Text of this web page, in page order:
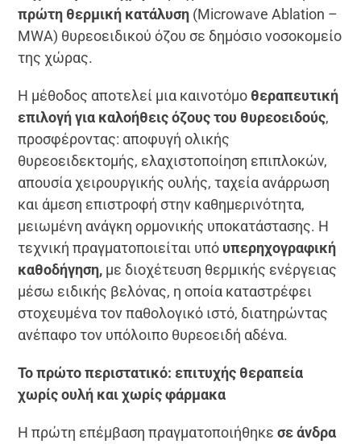
πρώτη θερμική κατάλυση (Microwave Ablation –
MWA) θυρεοειδικού όζου σε δημόσιο νοσοκομείο
της χώρας.
Η μέθοδος αποτελεί μια καινοτόμο θεραπευτική
επιλογή για καλοήθεις όζους του θυρεοειδούς,
προσφέροντας: αποφυγή ολικής
θυρεοειδεκτομής, ελαχιστοποίηση επιπλοκών,
απουσία χειρουργικής ουλής, ταχεία ανάρρωση
και άμεση επιστροφή στην καθημερινότητα,
μειωμένη ανάγκη ορμονικής υποκατάστασης. Η
τεχνική πραγματοποιείται υπό υπερηχογραφική
καθοδήγηση, με διοχέτευση θερμικής ενέργειας
μέσω ειδικής βελόνας, η οποία καταστρέφει
στοχευμένα τον παθολογικό ιστό, διατηρώντας
ανέπαφο τον υπόλοιπο θυρεοειδή αδένα.
Το πρώτο περιστατικό: επιτυχής θεραπεία
χωρίς ουλή και χωρίς φάρμακα
Η πρώτη επέμβαση πραγματοποιήθηκεσε άνδρα